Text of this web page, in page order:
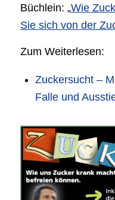
Büchlein: „Wie
Sie sich von der
Zum Weiterlesen:
Zuckersucht –
Falle und